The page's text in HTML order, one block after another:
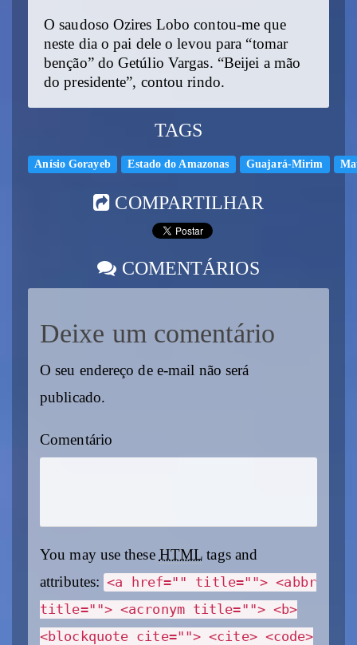
O saudoso Ozires Lobo contou-me que
neste dia o pai dele o levou para “tomar
benção” do Getúlio Vargas. “Beijei a mão
do presidente”, contou rindo.
TAGS
Anísio Gorayeb Estado do Amazonas Guajará-Mirim
COMPARTILHAR
COMENTÁRIOS
Deixe um comentário
O seu endereço de e-mail não será
publicado.
Comentário
You may use these HTML tags and
attributes: <a href="" title=""> <abbr
title=""> <acronym title=""> <b>
<blockquote cite=""> <cite> <code>